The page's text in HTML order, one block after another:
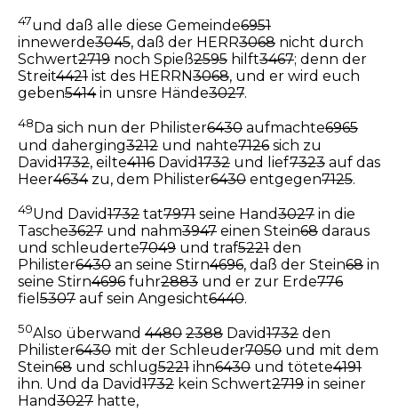
47und daß alle diese Gemeinde6951
innewerde3045, daß der HERR3068 nicht durch
Schwert2719 noch Spieß2595 hilft3467; denn der
Streit4421 ist des HERRN3068, und er wird euch
geben5414in unsre Hände3027.
48 Da sich nun der Philister6430 aufmachte6965
und daherging3212 und nahte7126 sich zu
David1732, eilte4116 David1732 und lief7323 auf das
Heer4634zu, dem Philister6430 entgegen7125.
49Und David1732 tat7971 seine Hand3027 in die
Tasche3627 und nahm3947 einen Stein68 daraus
und schleuderte7049 und traf5221 den
Philister6430 an seine Stirn4696, daß der Stein68 in
seine Stirn4696 fuhr2883 und er zur Erde776
fiel 5307 auf sein Angesicht6440.
50Also überwand 4480 2388 David1732 den
Philister6430 mit der Schleuder7050 und mit dem
Stein68 und schlug5221 ihn6430 und tötete4191
ihn. Und da David1732 kein Schwert2719 in seiner
Hand3027 hatte,